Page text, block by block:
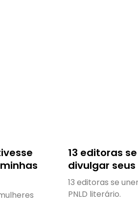
13 editoras
divulgar seus
13 editoras se
PNLD literário.